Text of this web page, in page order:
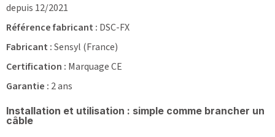
depuis 12/2021
Référence fabricant : DSC-FX
Fabricant :Sensyl (France)
Certification : Marquage CE
Garantie : 2 ans
Installation et utilisation : simple comme brancher un
câble